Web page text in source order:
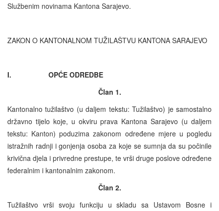
Službenim novinama Kantona Sarajevo.
ZAKON O KANTONALNOM TUŽILAŠTVU KANTONA SARAJEVO
I. OPĆE ODREDBE
Član 1.
Kantonalno tužilaštvo (u daljem tekstu: Tužilaštvo) je samostalno
državno tijelo koje, u okviru prava Kantona Sarajevo (u daljem
tekstu: Kanton) poduzima zakonom određene mjere u pogledu
istražnih radnji i gonjenja osoba za koje se sumnja da su počinile
krivična djela i privredne prestupe, te vrši druge poslove određene
federalnim i kantonalnim zakonom.
Član 2.
Tužilaštvo vrši svoju funkciju u skladu sa Ustavom Bosne i